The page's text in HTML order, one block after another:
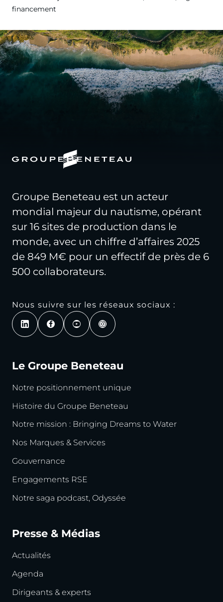
financement
Groupe Beneteau est un acteur
mondial majeur du nautisme, opérant
sur 16 sites de production dans le
monde, avec un chiffre d’affaires 2025
de 849 M€ pour un effectif de près de 6
500 collaborateurs.
Nous suivre sur les réseaux sociaux :
Le Groupe Beneteau
Notre positionnement unique
Histoire du Groupe Beneteau
Notre mission : Bringing Dreams to Water
Nos Marques & Services
Gouvernance
Engagements RSE
Notre saga podcast, Odyssée
Presse & Médias
Actualités
Agenda
Dirigeants & experts